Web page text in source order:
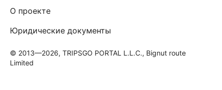
О проекте
Юридические документы
© 2013—2026, TRIPSGO PORTAL L.L.C., Bignut route
Limited